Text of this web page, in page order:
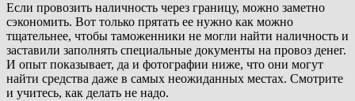
Если провозить наличность через границу, можно заметно
сэкономить. Вот только прятать ее нужно как можно
тщательнее, чтобы таможенники не могли найти наличность и
заставили заполнять специальные документы на провоз денег.
И опыт показывает, да и фотографии ниже, что они могут
найти средства даже в самых неожиданных местах. Смотрите
и учитесь, как делать не надо.